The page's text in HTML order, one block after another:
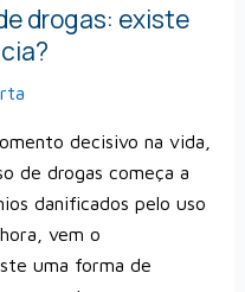
drogas: existe
decisivo na vida,
de drogas começa a
danificados pelo uso
vem o
uma forma de